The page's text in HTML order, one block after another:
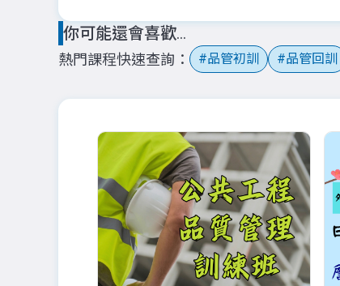
你可能還會喜歡...
熱門課程快速查詢 品管初訓 品管回訓